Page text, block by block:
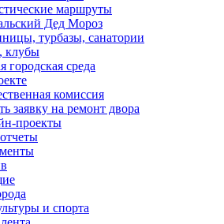
маршруты
Дед Мороз
турбазы, санатории
клубы
городская среда
комиссия
заявку на ремонт двора
проекты
и спорта